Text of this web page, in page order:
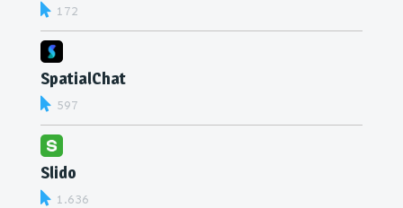
172
SpatialChat
597
Slido
1.636